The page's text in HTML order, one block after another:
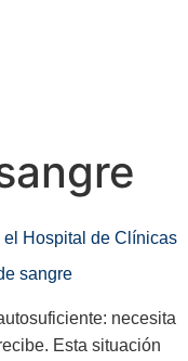
Hospital de Clínicas
sangre
necesita
Esta situación